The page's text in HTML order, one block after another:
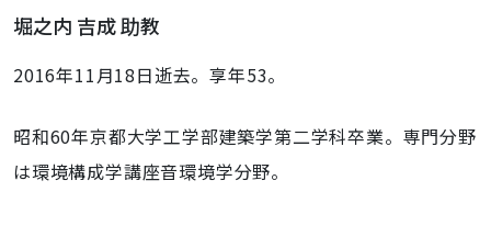
堀之内 吉成 助教
2016年11月18日逝去。享年53。
昭和60年京都大学工学部建築学第二学科卒業。専門分野
は環境構成学講座音環境学分野。